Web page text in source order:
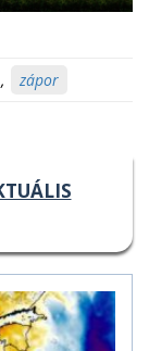
, zápor